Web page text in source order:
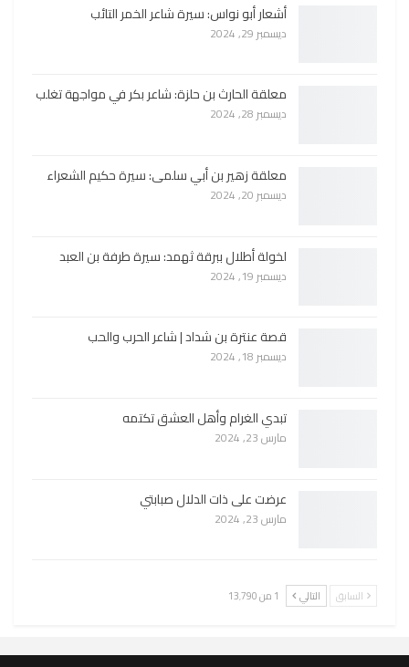
أشعار أبو نواس: سيرة شاعر الخمر التائب
ديسمبر 29, 2024
معلقة الحارث بن حلزة: شاعر بكر في مواجهة تغلب
ديسمبر 28, 2024
معلقة زهير بن أبي سلمى: سيرة حكيم الشعراء
ديسمبر 20, 2024
لخولة أطلال ببرقة ثهمد: سيرة طرفة بن العبد
ديسمبر 19, 2024
قصة عنترة بن شداد | شاعر الحرب والحب
ديسمبر 18, 2024
تبدي الغرام وأهل العشق تكتمه
مارس 23, 2024
عرضت على ذات الدلال صبابتي
مارس 23, 2024
السابق التالي 1 من 13٬790